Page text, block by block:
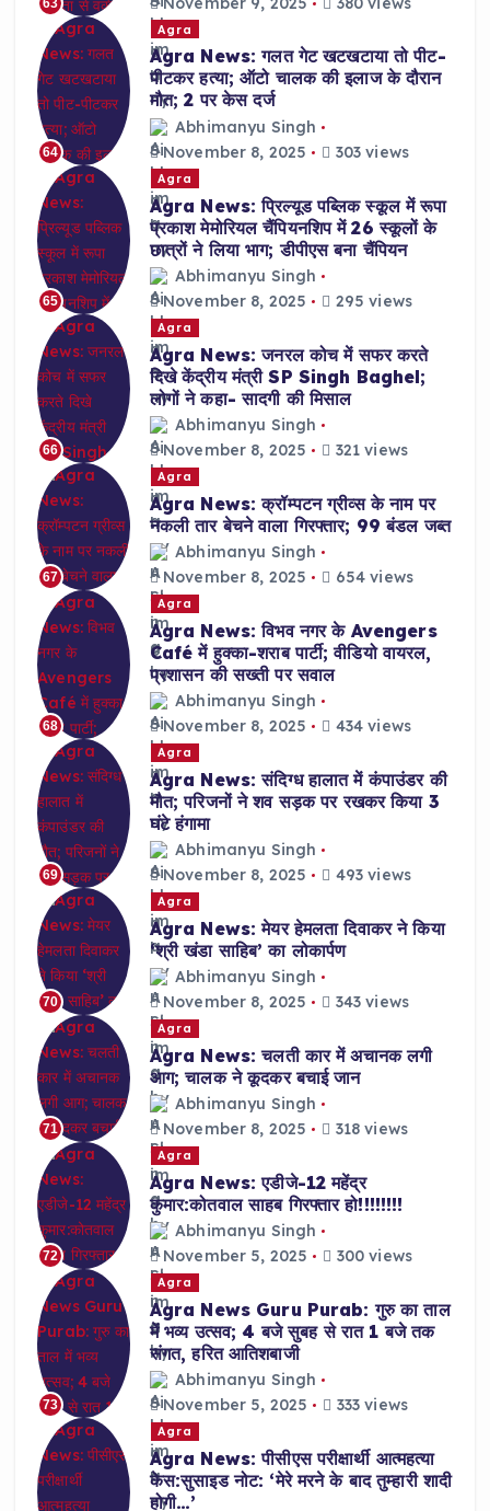
63
64
Agra
Agra News: गलत गेट खटखटाया तो पीट-
पीटकर हत्या; ऑटो चालक की इलाज के दौरान
मौत; 2 पर केस दर्ज
Abhimanyu Singh
November 8, 2025
303 views
65
Agra
Agra News: प्रिल्यूड पब्लिक स्कूल में रूपा
प्रकाश मेमोरियल चैंपियनशिप में 26 स्कूलों के
छात्रों ने लिया भाग; डीपीएस बना चैंपियन
Abhimanyu Singh
November 8, 2025
295 views
66
Agra
Agra News: जनरल कोच में सफर करते
दिखे केंद्रीय मंत्री SP Singh Baghel;
लोगों ने कहा- सादगी की मिसाल
Abhimanyu Singh
November 8, 2025
321 views
67
Agra
Agra News: क्रॉम्पटन ग्रीव्स के नाम पर
नकली तार बेचने वाला गिरफ्तार; 99 बंडल जब्त
Abhimanyu Singh
November 8, 2025
654 views
68
Agra
Agra News: विभव नगर के Avengers
Café में हुक्का-शराब पार्टी; वीडियो वायरल,
प्रशासन की सख्ती पर सवाल
Abhimanyu Singh
November 8, 2025
434 views
69
Agra
Agra News: संदिग्ध हालात में कंपाउंडर की
मौत; परिजनों ने शव सड़क पर रखकर किया 3
घंटे हंगामा
Abhimanyu Singh
November 8, 2025
493 views
70
Agra
Agra News: मेयर हेमलता दिवाकर ने किया
‘श्री खंडा साहिब’ का लोकार्पण
Abhimanyu Singh
November 8, 2025
343 views
71
Agra
Agra News: चलती कार में अचानक लगी
आग; चालक ने कूदकर बचाई जान
Abhimanyu Singh
November 8, 2025
318 views
72
Agra
Agra News: एडीजे-12 महेंद्र
कुमार:कोतवाल साहब गिरफ्तार हो!!!!!!!!
Abhimanyu Singh
November 5, 2025
300 views
73
Agra
Agra News Guru Purab: गुरु का ताल
में भव्य उत्सव; 4 बजे सुबह से रात 1 बजे तक
संगत, हरित आतिशबाजी
Abhimanyu Singh
November 5, 2025
333 views
Agra
Agra News: पीसीएस परीक्षार्थी आत्महत्या
केस:सुसाइड नोट: ‘मेरे मरने के बाद तुम्हारी शादी
होगी…’